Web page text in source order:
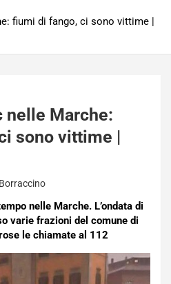
fiumi di fango, ci sono vittime |
nelle Marche:
sono vittime |
nelle Marche. L’ondata di
varie frazioni del comune di
le chiamate al 112